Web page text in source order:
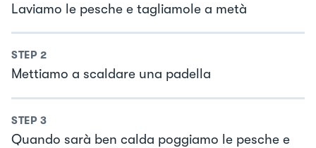
Laviamo le pesche e tagliamole a metà
STEP 2
Mettiamo a scaldare una padella
STEP 3
Quando sarà ben calda poggiamo le pesche e